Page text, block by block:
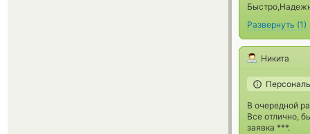
Развернуть (1)
Никита
В очередной
Все отлично,
заявка ***.